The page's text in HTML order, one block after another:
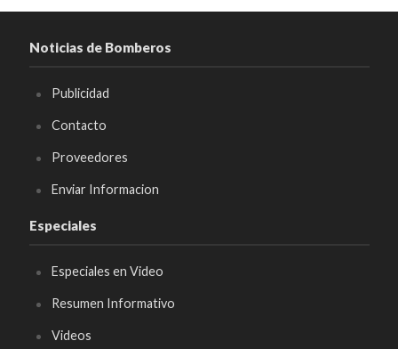
Noticias de Bomberos
Publicidad
Contacto
Proveedores
Enviar Informacion
Especiales
Especiales en Video
Resumen Informativo
Videos